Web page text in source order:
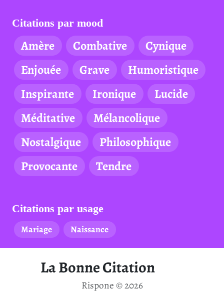
Citations par mood
Amère Combative
Cynique
Enjouée
Grave
Humoristique
Inspirante
Ironique
Lucide
Méditative
Mélancolique
Nostalgique
Philosophique
Provocante
Tendre
Citations par usage
Mariage
Naissance
La Bonne Citation
Rispone © 2026